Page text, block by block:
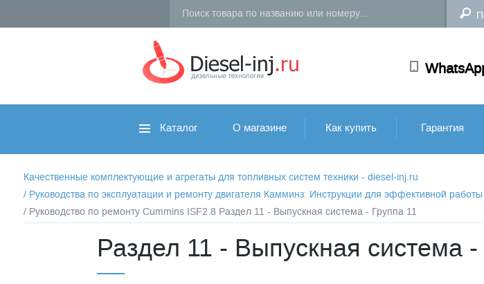
Каталог О магазине Как купить Гарантия
Качественные комплектующие и агрегаты для топливных систем техники - diesel-inj.ru
/ Руководства по эксплуатации и ремонту двигателя Камминз: Инструкции для эффективной
/ Руководство по ремонту Cummins ISF2.8 Раздел 11 - Выпускная система - Группа 11
Раздел 11 - Выпускная система -